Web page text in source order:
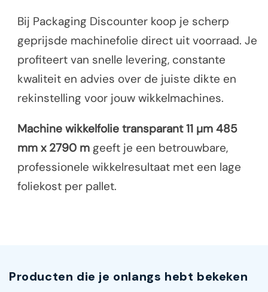
Bij Packaging Discounter koop je scherp
geprijsde machinefolie direct uit voorraad. Je
profiteert van snelle levering, constante
kwaliteit en advies over de juiste dikte en
rekinstelling voor jouw wikkelmachines.
Machine wikkelfolie transparant 11 µm 485
mm x 2790 m geeft je een betrouwbare,
professionele wikkelresultaat met een lage
foliekost per pallet.
Producten die je onlangs hebt bekeken